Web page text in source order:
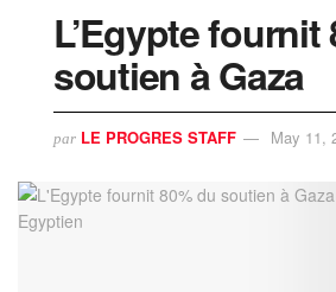
L’Egypte fournit
soutien à Gaza
par LE PROGRES STAFF May 11,